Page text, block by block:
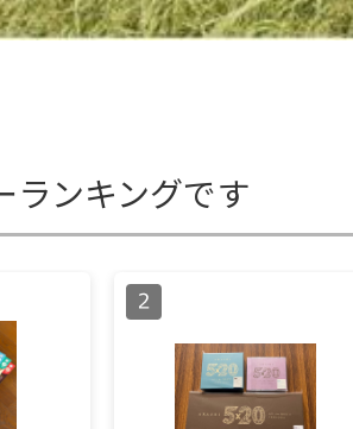
ランキングです